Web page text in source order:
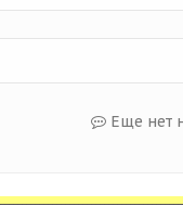
Еще нет